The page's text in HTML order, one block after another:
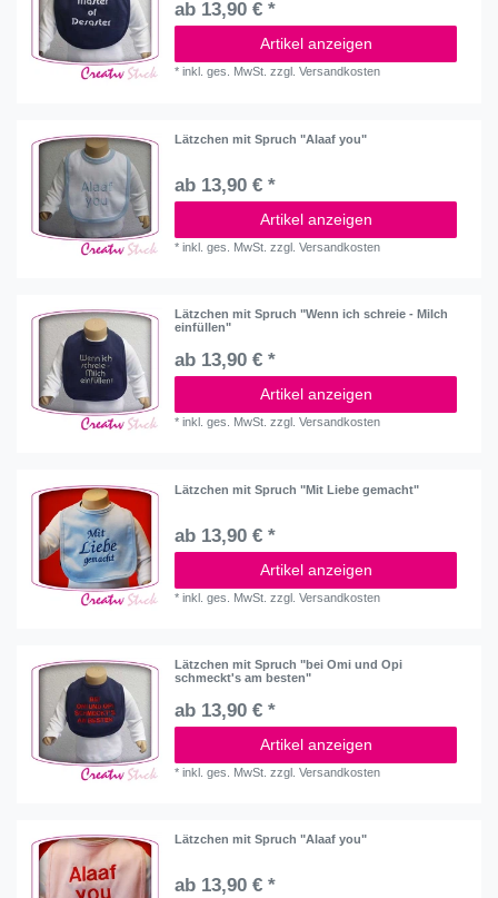
ab 13,90 € *
Artikel anzeigen
*inkl. ges. MwSt. zzgl.Versandkosten
Lätzchen mit Spruch "Alaaf you"
ab 13,90 € *
Artikel anzeigen
*inkl. ges. MwSt. zzgl.Versandkosten
Lätzchen mit Spruch "Wenn ich schreie - Milch
einfüllen"
ab 13,90 € *
Artikel anzeigen
*inkl. ges. MwSt. zzgl.Versandkosten
Lätzchen mit Spruch "Mit Liebe gemacht"
ab 13,90 € *
Artikel anzeigen
*inkl. ges. MwSt. zzgl.Versandkosten
Lätzchen mit Spruch "bei Omi und Opi
schmeckt's am besten"
ab 13,90 € *
Artikel anzeigen
*inkl. ges. MwSt. zzgl.Versandkosten
Lätzchen mit Spruch "Alaaf you"
ab 13,90 € *